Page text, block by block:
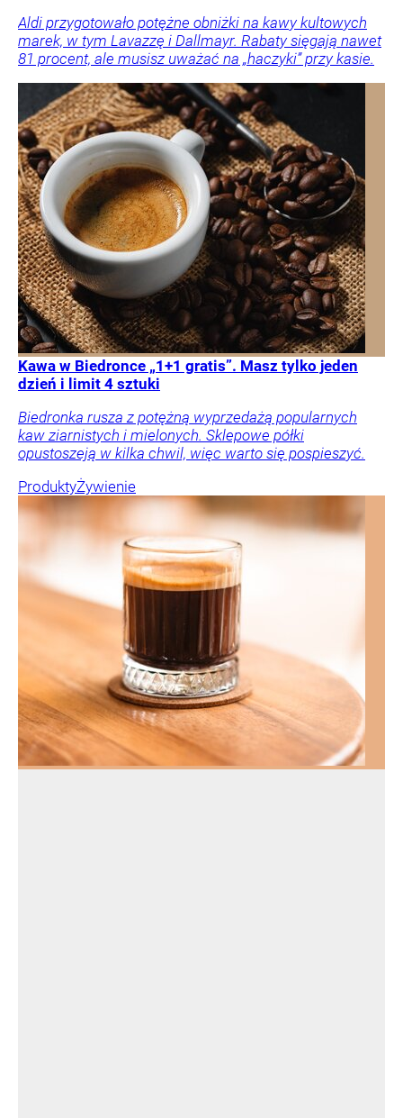
Aldi przygotowało potężne obniżki na kawy kultowych
marek, w tym Lavazzę i Dallmayr. Rabaty sięgają nawet
81 procent, ale musisz uważać na „haczyki” przy kasie.
Kawa w Biedronce „1+1 gratis”. Masz tylko jeden
dzień i limit 4 sztuki
Biedronka rusza z potężną wyprzedażą popularnych
kaw ziarnistych i mielonych. Sklepowe półki
opustoszeją w kilka chwil, więc warto się pospieszyć.
ProduktyŻywienie